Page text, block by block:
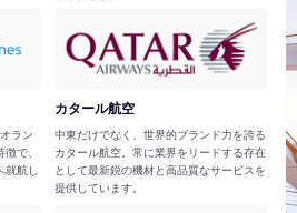
ラン
で、
就航し
カタール航空
中東だけでなく、世界的ブランド力を誇る
カタール航空。常に業界をリードする存在
として最新鋭の機材と高品質なサービスを
提供しています。